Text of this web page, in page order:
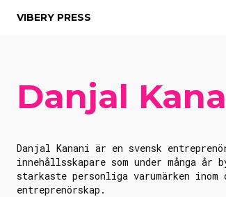
VIBERY PRESS
Danjal
Danjal Kanani är en svensk
innehållsskapare som under många år
starkaste personliga varumärken
entreprenörskap.